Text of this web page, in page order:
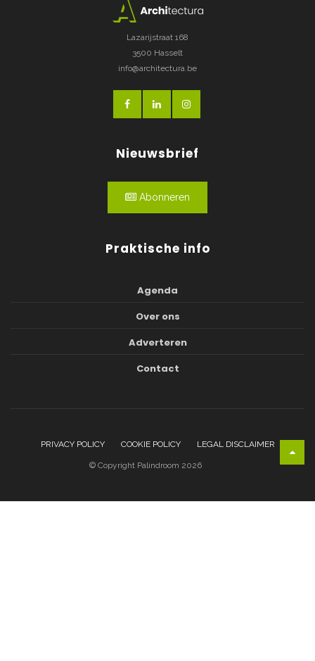
Lazarijstraat 168
3500 Hasselt
info@architectura.be
Nieuwsbrief
Abonneren
Praktische info
Agenda
Over ons
Adverteren
Contact
PRIVACY POLICY COOKIE POLICY LEGAL DISCLAIMER
© Copyright Palindroom 2026